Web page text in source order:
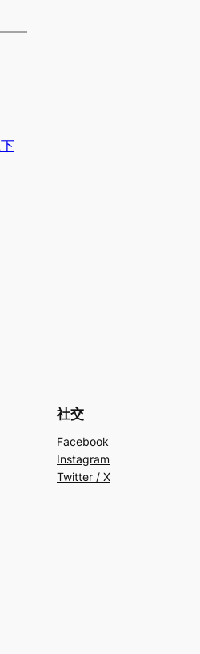
社交
Facebook
Instagram
Twitter / X